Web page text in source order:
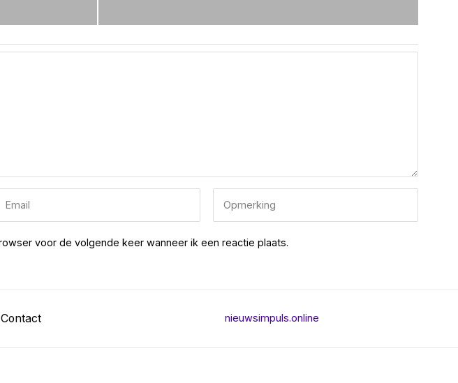
voor de volgende keer wanneer ik een reactie plaats.
Contact nieuwsimpuls.online